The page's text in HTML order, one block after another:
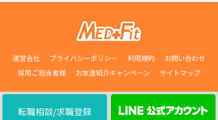
運営会社 プライバシーポリシー 利用規約
お問い合わせ
採用ご担当者様
お友達紹介キャンペーン サイトマップ
© 2011-2026 medfit
転職相談/求職登録